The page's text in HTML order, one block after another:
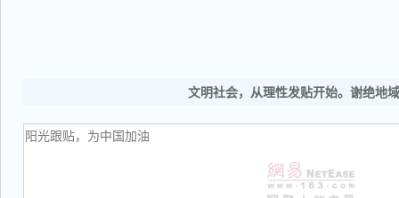
文明社会，从理性发贴开始。谢绝地